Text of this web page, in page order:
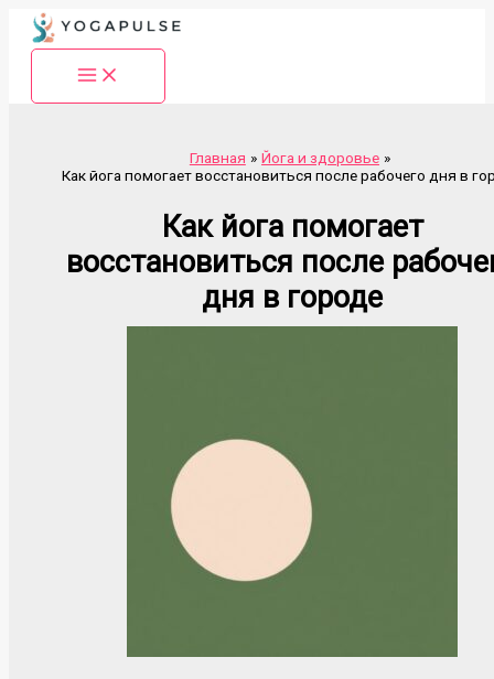
Перейти
содержимому
Главная
Йога и здоровье
Как йога помогает восстановиться после рабочего дня в
Как йога помогает
восстановиться после
дня в городе